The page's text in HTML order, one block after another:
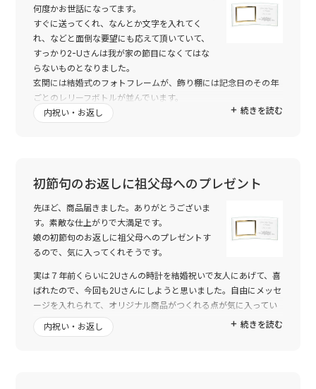
何度かお世話になってます。
すぐに送ってくれ、なんとか文字を入れてく
れ、などと面倒な要望にも応えて頂いていて、
すっかり2-Uさんは我が家の節目になくてはな
らないものとなりました。
玄関には結婚式のフォトフレームが、飾り棚には記念日のその年
ごとのレリーフボトルが並んでいます。
今回、子供が産まれましたので、また利用させて頂きます。一生
続きを読む
内祝い・お返し
初節句のお返しに祖父母へのプレゼント
先ほど、商品届きました。ありがとうございま
す。素敵な仕上がりで大満足です。
娘の初節句のお返しに祖父母へのプレゼントす
るので、気に入ってくれそうです。
実は７年前くらいに2Uさんの時計を結婚祝いで友人にあげて、喜
ばれたので、今回も2Uさんにしようと思いました。自由にメッセ
ージを入れられて、オリジナル商品がつくれる点が気に入ってい
ます。
丁寧な対応に感謝致します。また利用する際には宜しくお願いし
続きを読む
内祝い・お返し